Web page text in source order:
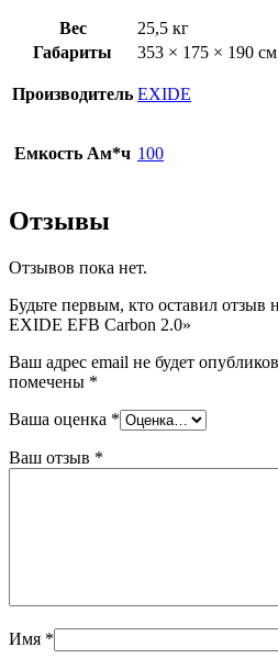
Вес
25,5 кг
Габариты
353 × 175 × 190 см
Производитель EXIDE
Емкость Ам*ч 100
Отзывы
Отзывов пока нет.
Будьте первым, кто оставил
EXIDE EFB Carbon 2.0»
Ваш адрес email не будет
помечены *
Ваша оценка *
Ваш отзыв *
Имя *